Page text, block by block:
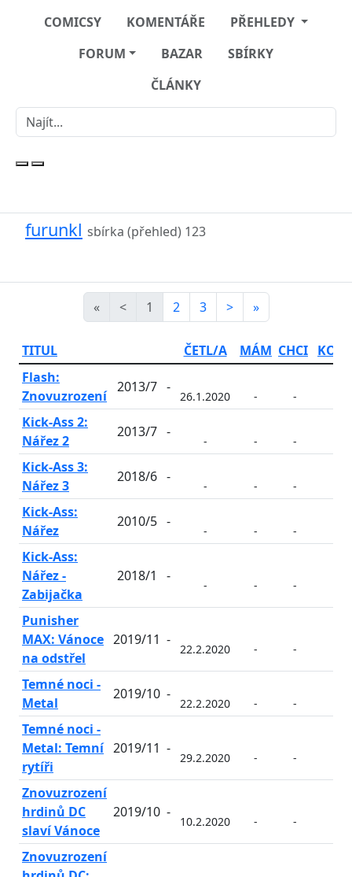
COMICSY KOMENTÁŘE
PŘEHLEDY
FORUM
BAZAR
SBÍRKY
ČLÁNKY
furunkl sbírka (přehled) 123
« < 1 2 3 > »
TITUL ČETL/A MÁM CHCI
Flash:
Znovuzrození
2013/7 -
26.1.2020 - -
Kick-Ass 2:
Nářez 2
2013/7 -
- - -
Kick-Ass 3:
Nářez 3
2018/6 -
- - -
Kick-Ass:
Nářez
2010/5 -
- - -
Kick-Ass:
Nářez -
Zabijačka
2018/1 -
- - -
Punisher
MAX: Vánoce
na odstřel
2019/11 -
22.2.2020 - -
Temné noci -
Metal
2019/10 -
22.2.2020 - -
Temné noci -
Metal: Temní
rytíři
2019/11 -
29.2.2020 - -
Znovuzrození
hrdinů DC
slaví Vánoce
2019/10 -
10.2.2020 - -
Znovuzrození